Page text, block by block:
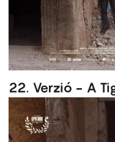
22. Verzió - A